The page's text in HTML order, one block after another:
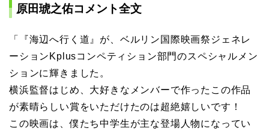
原田琥之佑コメント全文
「『海辺へ行く道』が、ベルリン国際映画祭ジェネレ
ーションKplusコンペティション部門のスペシャルメン
ションに輝きました。
横浜監督はじめ、大好きなメンバーで作ったこの作品
が素晴らしい賞をいただけたのは超絶嬉しいです！
この映画は、僕たち中学生が主な登場人物になってい